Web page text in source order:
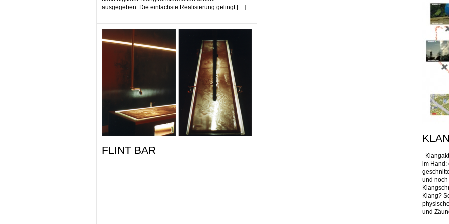
ausgegeben. Die einfachste Realisierung gelingt […]
FLINT BAR
im Hand:
und
Klang?
und